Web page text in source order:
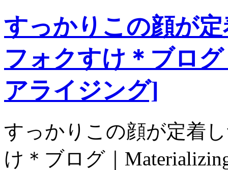
すっかりこの顔が
フォクすけ＊ブロ
アライジング]
すっかりこの顔が定着
け＊ブログ｜